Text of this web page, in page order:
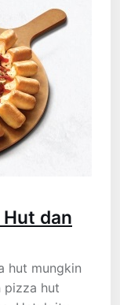
dan
hut mungkin
pizza hut